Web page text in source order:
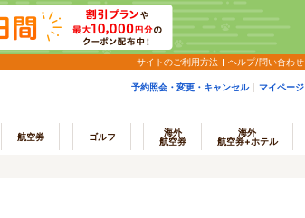
サイトのご利用方法 ヘルプ/問い合わせ
予約照会・変更・キャンセル マイページ
航空券 ゴルフ
海外
航空券
海外
航空券+ホテル